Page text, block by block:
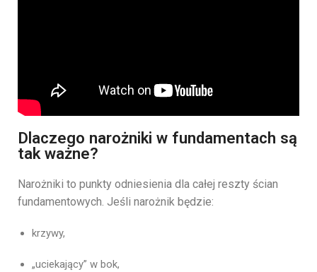
Dlaczego narożniki w fundamentach są
tak ważne?
Narożniki to punkty odniesienia dla całej reszty ścian
fundamentowych. Jeśli narożnik będzie:
krzywy,
„uciekający” w bok,